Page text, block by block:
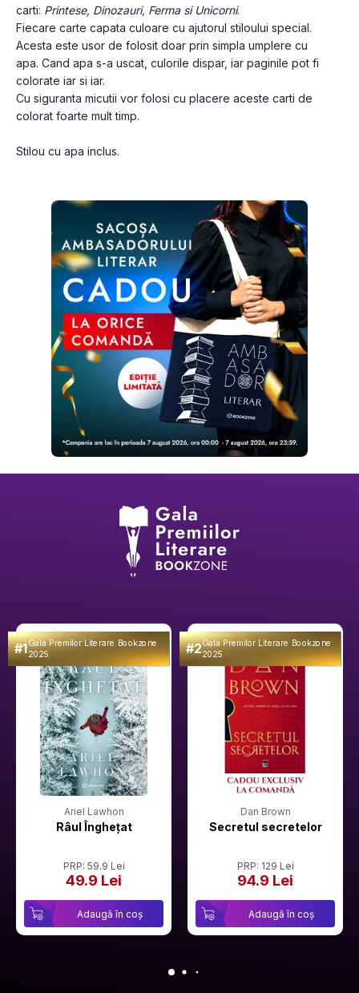
carti: Printese, Dinozauri, Ferma si Unicorni.
Fiecare carte capata culoare cu ajutorul stiloului special.
Acesta este usor de folosit doar prin simpla umplere cu
apa. Cand apa s-a uscat, culorile dispar, iar paginile pot fi
colorate iar si iar.
Cu siguranta micutii vor folosi cu placere aceste carti de
colorat foarte mult timp.
Stilou cu apa inclus.
#1Gala Premilor Literare Bookzone
2025
Ariel Lawhon
Râul Înghețat
PRP: 59.9 Lei
49.9 Lei
Adaugă în coș
#2Gala Premilor Literare Bookzone
2025
Dan Brown
Secretul secretelor
PRP: 129 Lei
94.9 Lei
Adaugă în coș